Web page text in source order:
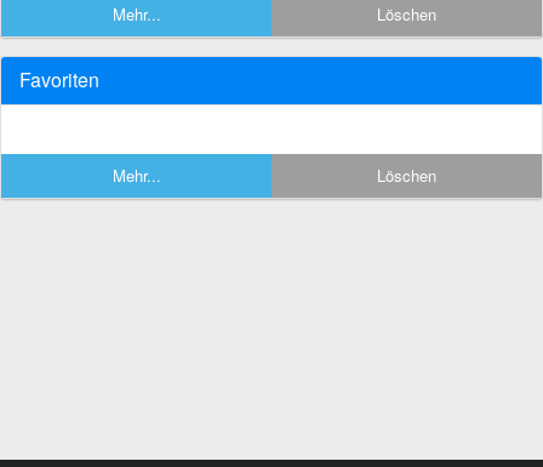
Mehr... Löschen
Favoriten
Mehr... Löschen